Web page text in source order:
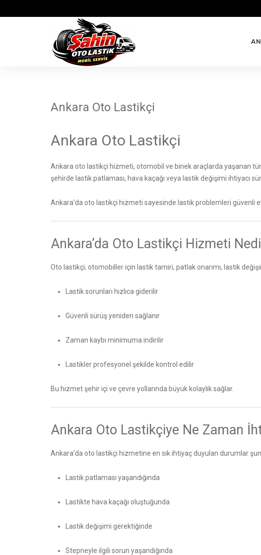
Ankara Oto Lastikçi
Ankara Oto Lastikçi
Ankara oto lastikçi hizmeti, otomobil ve binek araçlarda yaşanan
şehirde lastik patlaması, hava kaçağı veya lastik değişimi ihtiyacı
Ankara’da oto lastikçi hizmeti sayesinde lastik problemleri güvenli
Ankara’da Oto Lastikçi Hizmeti
Oto lastikçi; otomobiller için lastik tamiri, patlak onarımı, lastik
Lastik sorunları hızlıca giderilir
Güvenli sürüş yeniden sağlanır
Zaman kaybı minimuma indirilir
Lastikler profesyonel şekilde kontrol edilir
Bu hizmet şehir içi ve çevre yollarında büyük kolaylık sağlar.
Ankara Oto Lastikçiye Ne Zaman
Ankara’da oto lastikçi hizmetine en sık ihtiyaç duyulan durumlar
Lastik patlaması yaşandığında
Lastikte hava kaçağı oluştuğunda
Lastik değişimi gerektiğinde
Stepneyle ilgili sorun yaşandığında